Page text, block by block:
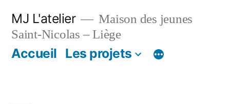
contenu
MJ L'atelier
Maison des jeunes
Saint-Nicolas – Liège
Accueil Les projets